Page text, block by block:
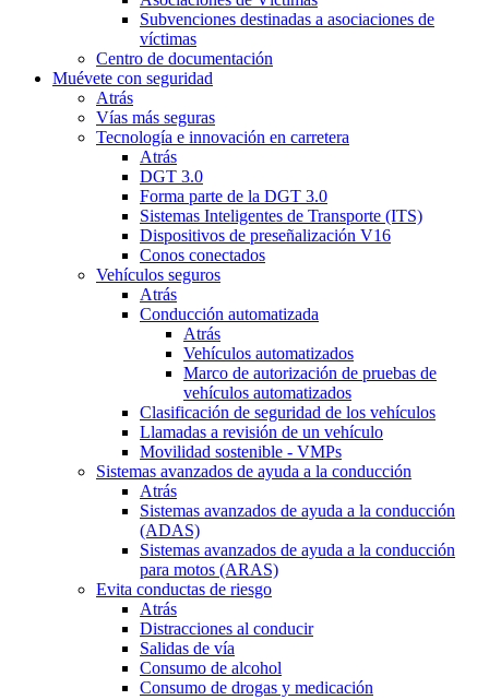
Subvenciones destinadas a asociaciones de
víctimas
Centro de documentación
Muévete con seguridad
Atrás
Vías más seguras
Tecnología e innovación en carretera
Atrás
DGT 3.0
Forma parte de la DGT 3.0
Sistemas Inteligentes de Transporte (ITS)
Dispositivos de preseñalización V16
Conos conectados
Vehículos seguros
Atrás
Conducción automatizada
Atrás
Vehículos automatizados
Marco de autorización de pruebas de
vehículos automatizados
Clasificación de seguridad de los vehículos
Llamadas a revisión de un vehículo
Movilidad sostenible - VMPs
Sistemas avanzados de ayuda a la conducción
Atrás
Sistemas avanzados de ayuda a la conducción
(ADAS)
Sistemas avanzados de ayuda a la conducción
para motos (ARAS)
Evita conductas de riesgo
Atrás
Distracciones al conducir
Salidas de vía
Consumo de alcohol
Consumo de drogas y medicación